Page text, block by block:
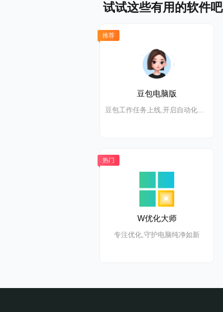
地方题库目
东，广州，
宁，河南
汉，山西
试试这些有用的软件吧
推荐
豆包电脑版
热门
W优化大师
专注优化,守护电脑纯净如新